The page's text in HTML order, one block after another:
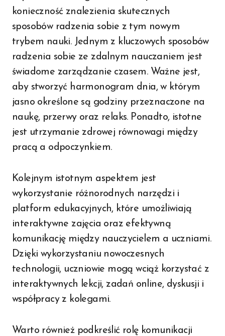
konieczność znalezienia skutecznych
sposobów radzenia sobie z tym nowym
trybem nauki. Jednym z kluczowych sposobów
radzenia sobie ze zdalnym nauczaniem jest
świadome zarządzanie czasem. Ważne jest,
aby stworzyć harmonogram dnia, w którym
jasno określone są godziny przeznaczone na
naukę, przerwy oraz relaks. Ponadto, istotne
jest utrzymanie zdrowej równowagi między
pracą a odpoczynkiem.
Kolejnym istotnym aspektem jest
wykorzystanie różnorodnych narzędzi i
platform edukacyjnych, które umożliwiają
interaktywne zajęcia oraz efektywną
komunikację między nauczycielem a uczniami.
Dzięki wykorzystaniu nowoczesnych
technologii, uczniowie mogą wciąż korzystać z
interaktywnych lekcji, zadań online, dyskusji i
współpracy z kolegami.
Warto również podkreślić rolę komunikacji